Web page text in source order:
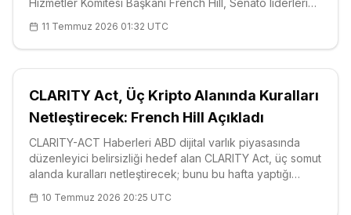
Hizmetler Komitesi Başkanı French Hill, Senato liderlerine
başlamadan genel kurulda oylamaları çağrısını açıkça
dile getirdi. Mecl
11 Temmuz 2026 01:32 UTC
CLARITY Act, Üç Kripto Alanında Kuralları
Netleştirecek: French Hill Açıkladı
CLARITY-ACT Haberleri ABD dijital varlık piyasasında
düzenleyici belirsizliği hedef alan CLARITY Act, üç somut
alanda kuralları netleştirecek; bunu bu hafta yaptığı
Finansal Hizmetler Komitesi Başkanı French Hill oldu.
10 Temmuz 2026 20:25 UTC